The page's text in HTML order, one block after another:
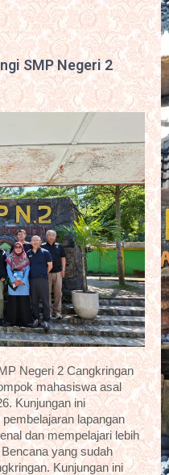
SMP Negeri 2
Negeri 2 Cangkringan
mahasiswa asal
Kunjungan ini
lapangan
dan mempelajari lebih
yang sudah
Kunjungan ini